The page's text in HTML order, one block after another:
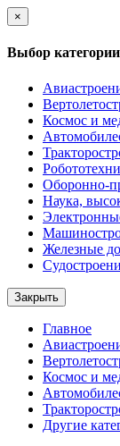
×
Выбор категории
Космос и
Оборонно-
Наука,
Железные
Закрыть
Главное
Космос и
Другие